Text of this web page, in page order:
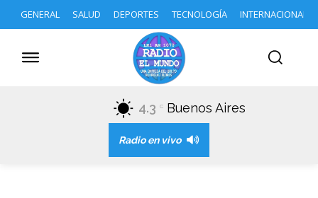
GENERAL SALUD DEPORTES TECNOLOGÍA INTERNACIONAL
4.3 C Buenos Aires
Radio en vivo